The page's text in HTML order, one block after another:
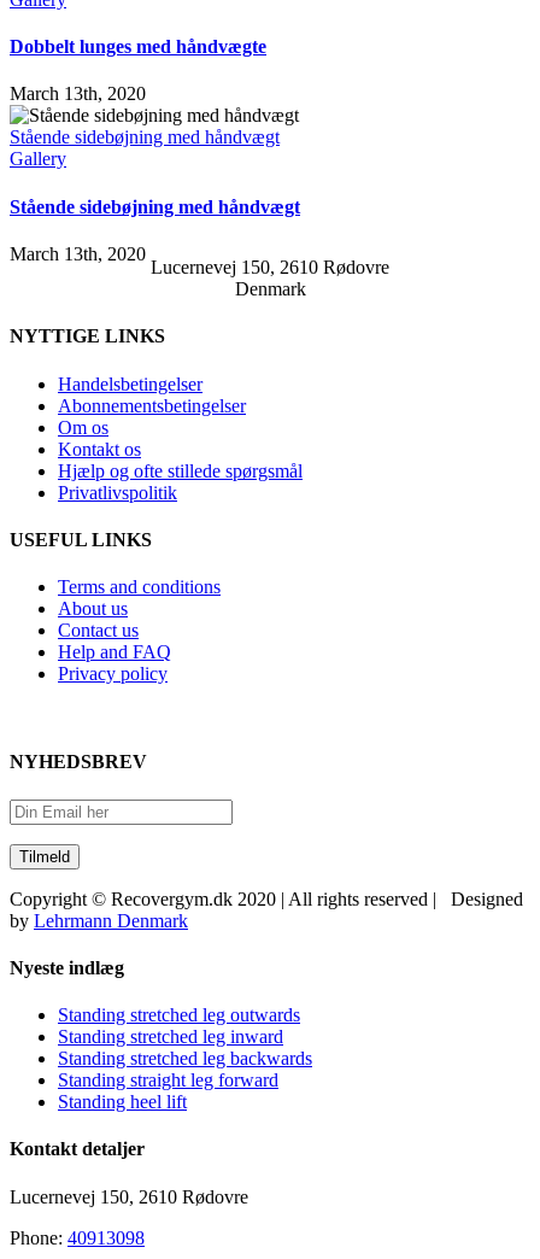
Dobbelt lunges med håndvægte
March 13th, 2020
Stående sidebøjning med håndvægt
Gallery
Stående sidebøjning med håndvægt
March 13th, 2020
Lucernevej 150, 2610 Rødovre
Denmark
NYTTIGE LINKS
Handelsbetingelser
Abonnementsbetingelser
Om os
Kontakt os
Hjælp og ofte stillede spørgsmål
Privatlivspolitik
USEFUL LINKS
Terms and conditions
About us
Contact us
Help and FAQ
Privacy policy
NYHEDSBREV
Copyright © Recovergym.dk 2020 | All rights reserved | Designed
by Lehrmann Denmark
Nyeste indlæg
Standing stretched leg outwards
Standing stretched leg inward
Standing stretched leg backwards
Standing straight leg forward
Standing heel lift
Kontakt detaljer
Lucernevej 150, 2610 Rødovre
Phone: 40913098